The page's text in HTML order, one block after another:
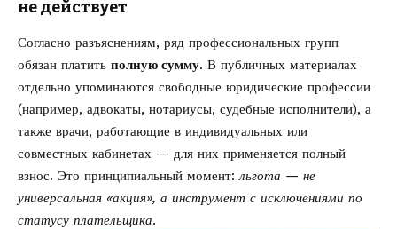
не действует
Согласно разъяснениям, ряд профессиональных групп
обязан платить полную сумму. В публичных материалах
отдельно упоминаются свободные юридические профессии
(например, адвокаты, нотариусы, судебные исполнители), а
также врачи, работающие в индивидуальных или
совместных кабинетах — для них применяется полный
взнос. Это принципиальный момент: льгота — не
универсальная «акция», а инструмент с исключениями по
статусу плательщика.